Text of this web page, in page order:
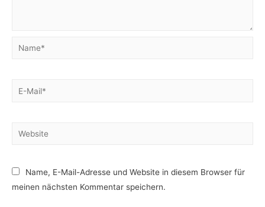
Name*
E-
Website
Name, E-Mail-Adresse und Website in diesem Browser für
meinen nächsten Kommentar speichern.